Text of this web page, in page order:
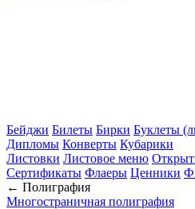
Бейджи Билеты Бирки Буклеты
Дипломы Конверты Кубарики
Листовки Листовое меню
Сертификаты Флаеры Ценники
← Полиграфия
Многостраничная полиграфия